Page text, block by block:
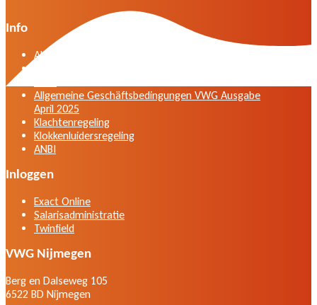
Info
Algemene voorwaarden VWG versie april 2025
Allgemeine Geschäftsbedingungen VWG Ausgabe
April 2025
Klachtenregeling
Klokkenluidersregeling
ANBI
Inloggen
Exact Online
Salarisadministratie
Twinfield
VWG Nijmegen
Berg en Dalseweg 105
6522 BD Nijmegen